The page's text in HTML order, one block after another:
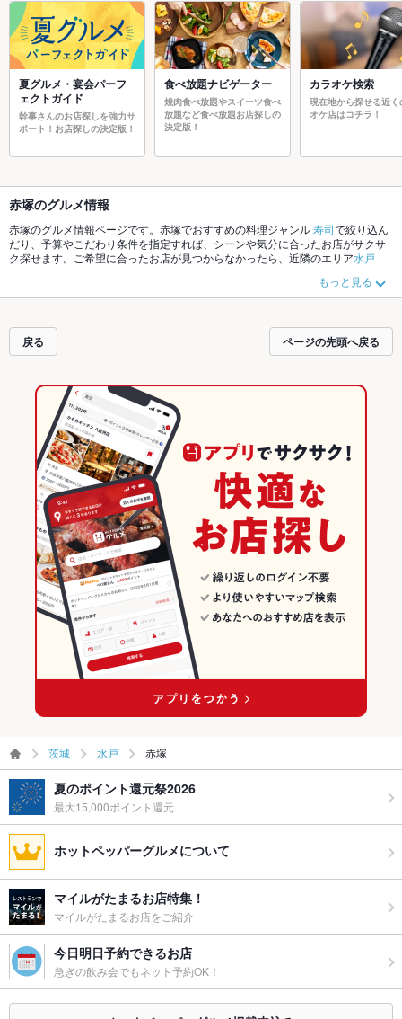
夏グルメ・宴会パーフ
ェクトガイド
幹事さんのお店探しを強力サ
ポート！お店探しの決定版！
食べ放題ナビゲーター
焼肉食べ放題やスイーツ食べ
放題など食べ放題お店探しの
決定版！
カラオケ検索
現在地から探せる近く
オケ店はコチラ！
赤塚のグルメ情報
赤塚のグルメ情報ページです。赤塚でおすすめの料理ジャンル寿司で絞り込ん
だり、予算やこだわり条件を指定すれば、シーンや気分に合ったお店がサクサ
ク探せます。ご希望に合ったお店が見つからなかったら、近隣のエリア水戸
しゃぶしゃぶ 、
うどんや季節のおすすめ料理など、お店の最新情報をご紹介しているので安
しの飲み会にも、会社の宴会にも、デートやパーティーにもお得に便利にホッ
トペッパーグルメをご利用ください。
もっと見る
戻る ページの先頭へ戻る
茨城 水戸 赤塚
夏のポイント還元祭2026
最大15,000ポイント還元
ホットペッパーグルメについて
マイルがたまるお店特集！
マイルがたまるお店をご紹介
今日明日予約できるお店
急ぎの飲み会でもネット予約OK！